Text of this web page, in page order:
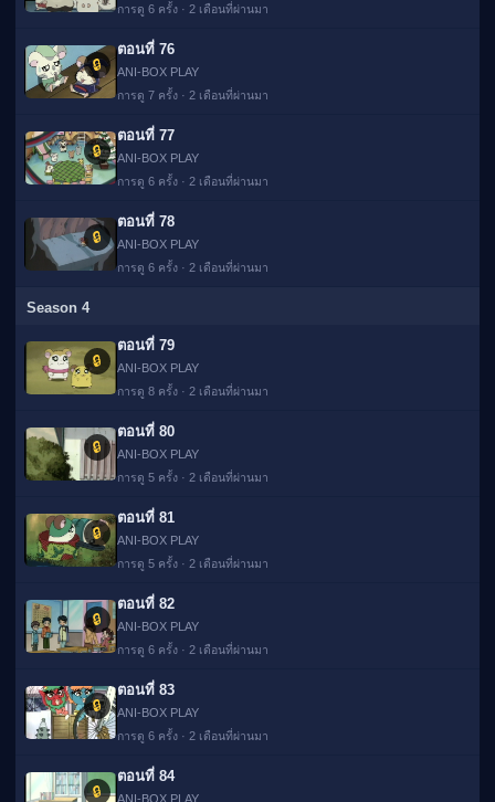
การดู 6 ครั้ง · 2 เดือนที่ผ่านมา
🔒
ตอนที่ 76
ANI-BOX PLAY
การดู 7 ครั้ง · 2 เดือนที่ผ่านมา
🔒
ตอนที่ 77
ANI-BOX PLAY
การดู 6 ครั้ง · 2 เดือนที่ผ่านมา
🔒
ตอนที่ 78
ANI-BOX PLAY
การดู 6 ครั้ง · 2 เดือนที่ผ่านมา
Season 4
🔒
ตอนที่ 79
ANI-BOX PLAY
การดู 8 ครั้ง · 2 เดือนที่ผ่านมา
🔒
ตอนที่ 80
ANI-BOX PLAY
การดู 5 ครั้ง · 2 เดือนที่ผ่านมา
🔒
ตอนที่ 81
ANI-BOX PLAY
การดู 5 ครั้ง · 2 เดือนที่ผ่านมา
🔒
ตอนที่ 82
ANI-BOX PLAY
การดู 6 ครั้ง · 2 เดือนที่ผ่านมา
🔒
ตอนที่ 83
ANI-BOX PLAY
การดู 6 ครั้ง · 2 เดือนที่ผ่านมา
🔒
ตอนที่ 84
ANI-BOX PLAY